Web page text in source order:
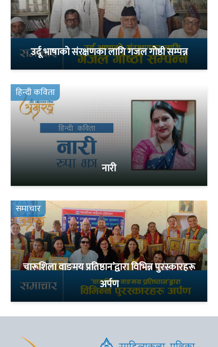
उर्दू भाषाको संरक्षणका लागि गजल गोष्ठी सम्पन्न
हिन्दी कविता
नारी
समाचार
चारूशिला वाङमय प्रतिष्ठान’द्वारा विभिन्न पुरस्कारहरू
अर्पण